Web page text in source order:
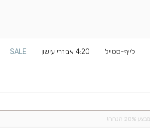
לייף-סטייל 4:20 אביזרי עישון SALE